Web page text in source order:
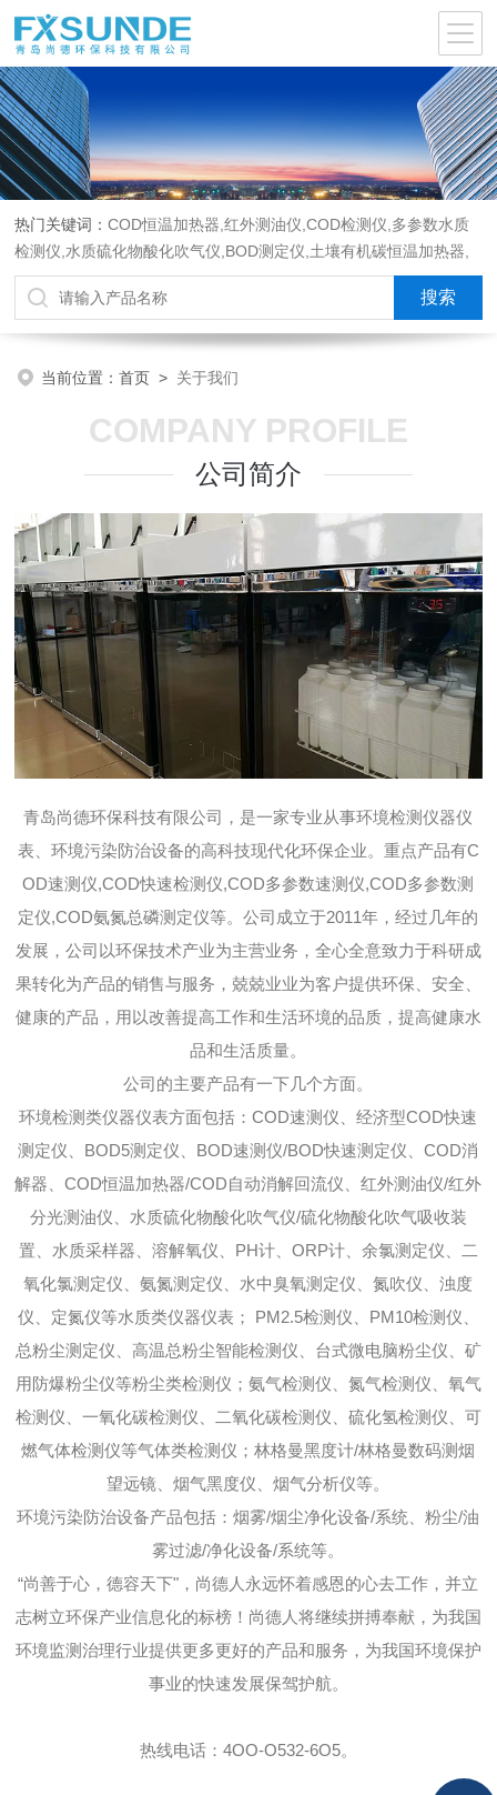
热门关键词：COD恒温加热器,红外测油仪,COD检测仪,多参数水质
检测仪,水质硫化物酸化吹气仪,BOD测定仪,土壤有机碳恒温加热器,
液液萃取器,COD消解回流仪,水质采样器
当前位置：首页 > 关于我们
COMPANY PROFILE
公司简介
青岛尚德环保科技有限公司，是一家专业从事环境检测仪器仪
表、环境污染防治设备的高科技现代化环保企业。重点产品有C
OD速测仪,COD快速检测仪,COD多参数速测仪,COD多参数测
定仪,COD氨氮总磷测定仪等。公司成立于2011年，经过几年的
发展，公司以环保技术产业为主营业务，全心全意致力于科研成
果转化为产品的销售与服务，兢兢业业为客户提供环保、安全、
健康的产品，用以改善提高工作和生活环境的品质，提高健康水
品和生活质量。
公司的主要产品有一下几个方面。
环境检测类仪器仪表方面包括：COD速测仪、经济型COD快速
测定仪、BOD5测定仪、BOD速测仪/BOD快速测定仪、COD消
解器、COD恒温加热器/COD自动消解回流仪、红外测油仪/红外
分光测油仪、水质硫化物酸化吹气仪/硫化物酸化吹气吸收装
置、水质采样器、溶解氧仪、PH计、ORP计、余氯测定仪、二
氧化氯测定仪、氨氮测定仪、水中臭氧测定仪、氮吹仪、浊度
仪、定氮仪等水质类仪器仪表； PM2.5检测仪、PM10检测仪、
总粉尘测定仪、高温总粉尘智能检测仪、台式微电脑粉尘仪、矿
用防爆粉尘仪等粉尘类检测仪；氨气检测仪、氮气检测仪、氧气
检测仪、一氧化碳检测仪、二氧化碳检测仪、硫化氢检测仪、可
燃气体检测仪等气体类检测仪；林格曼黑度计/林格曼数码测烟
望远镜、烟气黑度仪、烟气分析仪等。
环境污染防治设备产品包括：烟雾/烟尘净化设备/系统、粉尘/油
雾过滤/净化设备/系统等。
“尚善于心，德容天下"，尚德人永远怀着感恩的心去工作，并立
志树立环保产业信息化的标榜！尚德人将继续拼搏奉献，为我国
环境监测治理行业提供更多更好的产品和服务，为我国环境保护
事业的快速发展保驾护航。
热线电话：4OO-O532-6O5。